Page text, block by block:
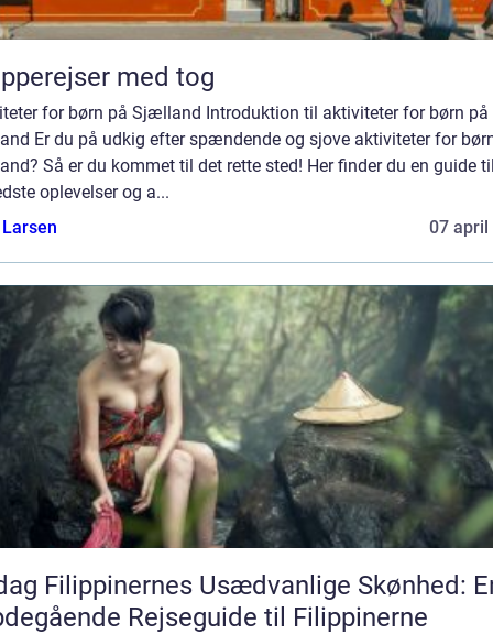
med tog
for børn på Sjælland Introduktion til aktiviteter for børn på
Er du på udkig efter spændende og sjove aktiviteter for
Så er du kommet til det rette sted! Her finder du en guide
oplevelser og a...
07 april
Filippinernes Usædvanlige Skønhed:
Rejseguide til Filippinerne